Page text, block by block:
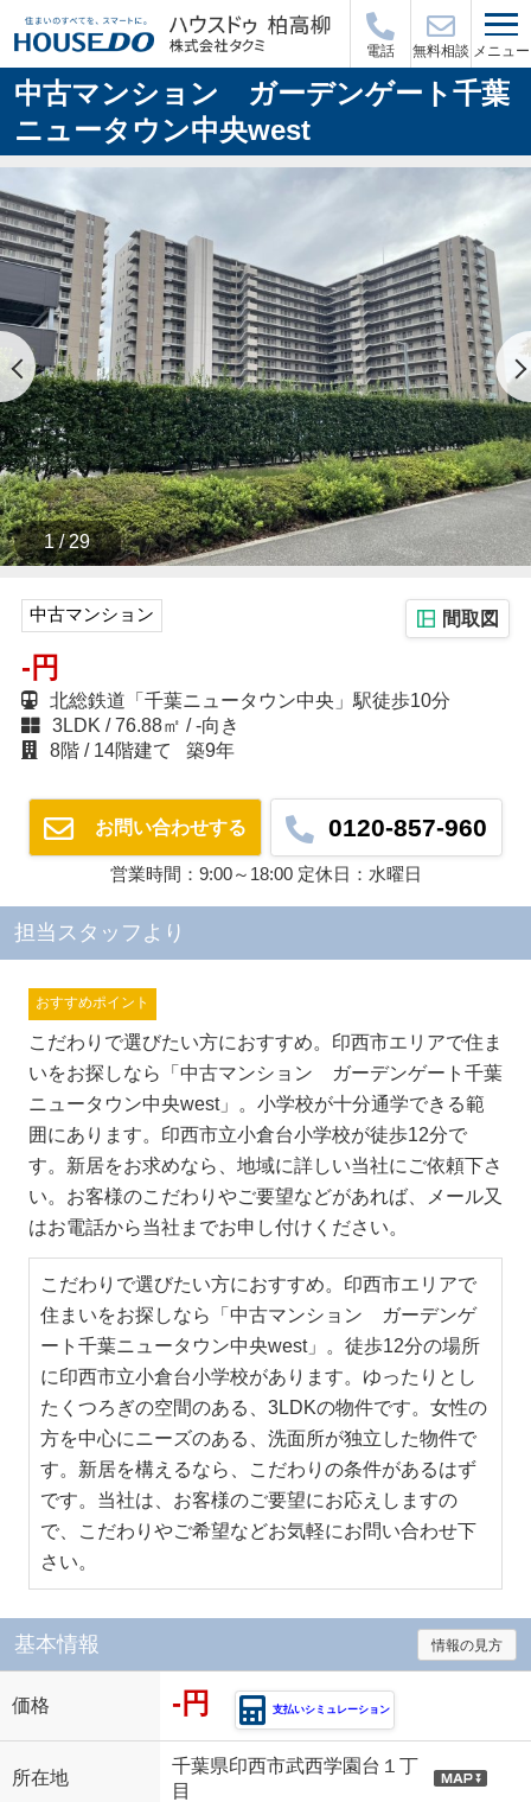
電話 無料相談 メニュー
中古マンション ガーデンゲート千葉
ニュータウン中央west
1 / 29
中古マンション 間取図
-円
北総鉄道「千葉ニュータウン中央」駅徒歩10分
3LDK
76.88㎡
-向き
8階
14階建て 築9年
お問い合わせする 0120-857-960
営業時間：9:00～18:00 定休日：水曜日
担当スタッフより
おすすめポイント
こだわりで選びたい方におすすめ。印西市エリアで住ま
いをお探しなら「中古マンション ガーデンゲート千葉
ニュータウン中央west」。小学校が十分通学できる範
囲にあります。印西市立小倉台小学校が徒歩12分で
す。新居をお求めなら、地域に詳しい当社にご依頼下さ
い。お客様のこだわりやご要望などがあれば、メール又
はお電話から当社までお申し付けください。
こだわりで選びたい方におすすめ。印西市エリアで
住まいをお探しなら「中古マンション ガーデンゲ
ート千葉ニュータウン中央west」。徒歩12分の場所
に印西市立小倉台小学校があります。ゆったりとし
たくつろぎの空間のある、3LDKの物件です。女性の
方を中心にニーズのある、洗面所が独立した物件で
す。新居を構えるなら、こだわりの条件があるはず
です。当社は、お客様のご要望にお応えしますの
で、こだわりやご希望などお気軽にお問い合わせ下
さい。
基本情報 情報の見方
価格 -円 支払いシミュレーション
所在地
千葉県印西市武西学園台１丁
目